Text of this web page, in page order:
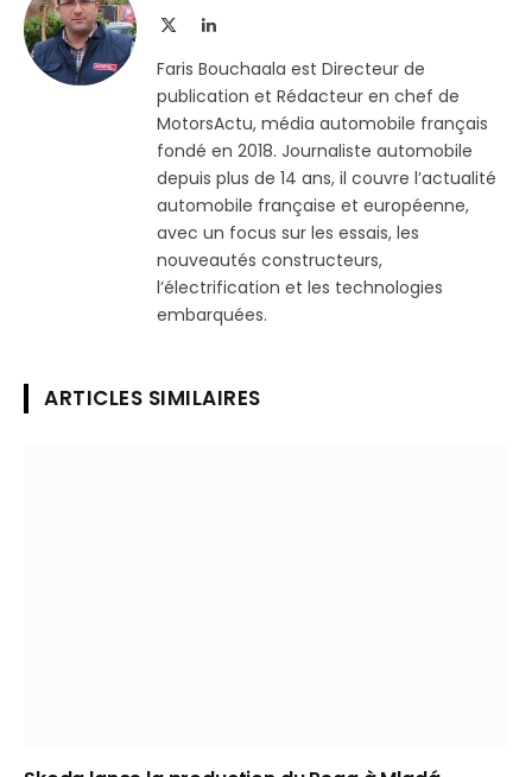
LinkedIn
Faris Bouchaala est Directeur de
publication et Rédacteur en chef de
MotorsActu, média automobile français
fondé en 2018. Journaliste automobile
depuis plus de 14 ans, il couvre l’actualité
automobile française et européenne,
avec un focus sur les essais, les
nouveautés constructeurs,
l’électrification et les technologies
embarquées.
ARTICLES SIMILAIRES